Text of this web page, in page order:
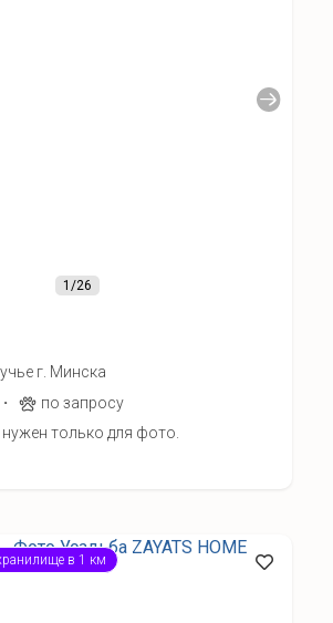
1/26
г. Минска
·
по запросу
только для фото.
в 1 км